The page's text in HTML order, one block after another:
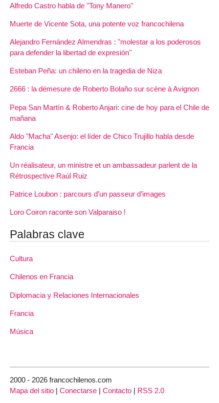
Alfredo Castro habla de "Tony Manero"
Muerte de Vicente Sota, una potente voz francochilena
Alejandro Fernández Almendras : "molestar a los poderosos
para defender la libertad de expresión"
Esteban Peña: un chileno en la tragedia de Niza
2666 : la démesure de Roberto Bolaño sur scène à Avignon
Pepa San Martín & Roberto Anjari: cine de hoy para el Chile de
mañana
Aldo "Macha" Asenjo: el líder de Chico Trujillo habla desde
Francia
Un réalisateur, un ministre et un ambassadeur parlent de la
Rétrospective Raúl Ruiz
Patrice Loubon : parcours d’un passeur d’images
Loro Coiron raconte son Valparaiso !
Palabras clave
Cultura
Chilenos en Francia
Diplomacia y Relaciones Internacionales
Francia
Música
2000 - 2026 francochilenos.com
Mapa del sitio | Conectarse | Contacto | RSS 2.0